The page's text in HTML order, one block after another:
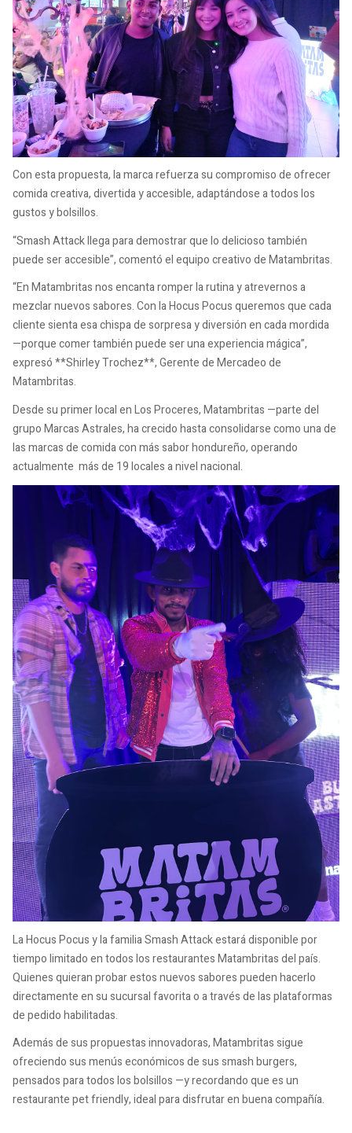
Con esta propuesta, la marca refuerza su compromiso de ofrecer
comida creativa, divertida y accesible, adaptándose a todos los
gustos y bolsillos.
“Smash Attack llega para demostrar que lo delicioso también
puede ser accesible”, comentó el equipo creativo de Matambritas.
“En Matambritas nos encanta romper la rutina y atrevernos a
mezclar nuevos sabores. Con la Hocus Pocus queremos que cada
cliente sienta esa chispa de sorpresa y diversión en cada mordida
—porque comer también puede ser una experiencia mágica”,
expresó **Shirley Trochez**, Gerente de Mercadeo de
Matambritas.
Desde su primer local en Los Proceres, Matambritas —parte del
grupo Marcas Astrales, ha crecido hasta consolidarse como una de
las marcas de comida con más sabor hondureño, operando
actualmente más de 19 locales a nivel nacional.
La Hocus Pocus y la familia Smash Attack estará disponible por
tiempo limitado en todos los restaurantes Matambritas del país.
Quienes quieran probar estos nuevos sabores pueden hacerlo
directamente en su sucursal favorita o a través de las plataformas
de pedido habilitadas.
Además de sus propuestas innovadoras, Matambritas sigue
ofreciendo sus menús económicos de sus smash burgers,
pensados para todos los bolsillos —y recordando que es un
restaurante pet friendly, ideal para disfrutar en buena compañía.